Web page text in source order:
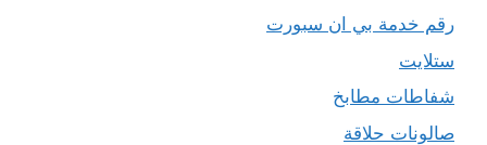
رقم خدمة بي ان سبورت
ستلايت
شفاطات مطابخ
صالونات حلاقة